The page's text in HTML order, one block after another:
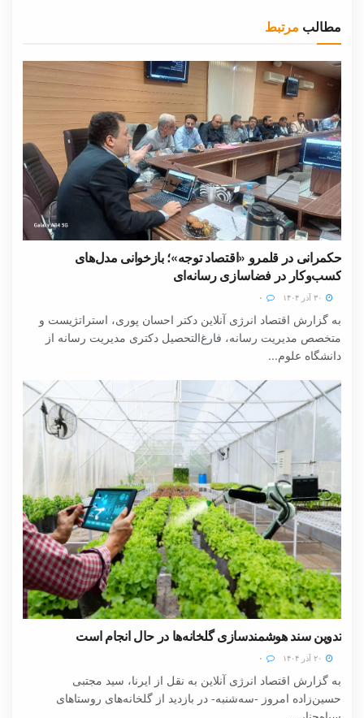
مطالب مرتبط
حکمرانی در قلمرو «اقتصاد توجه»؛ بازخوانی مدل‌های
کسب‌وکار در فضاسازی رسانه‌ای
به گزارش اقتصاد انرژی آنلاین دکتر احسان پوری، استراتژیست و
متخصص مدیریت رسانه، فارغ‌التحصیل دکتری مدیریت رسانه از
دانشگاه علوم...
تدوین سند هوشمندسازی گلخانه‌ها در حال انجام است
به گزارش اقتصاد انرژی آنلاین به نقل از ایرنا، سید مجتبی
حسین‌زاده امروز -سه‌شنبه- در بازدید از گلخانه‌های روستاهای